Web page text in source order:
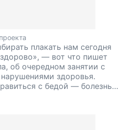
плакать нам сегодня
— вот что пишет
об очередном занятии с
здоровья.
с бедой — болезнью
на своих проблемах,